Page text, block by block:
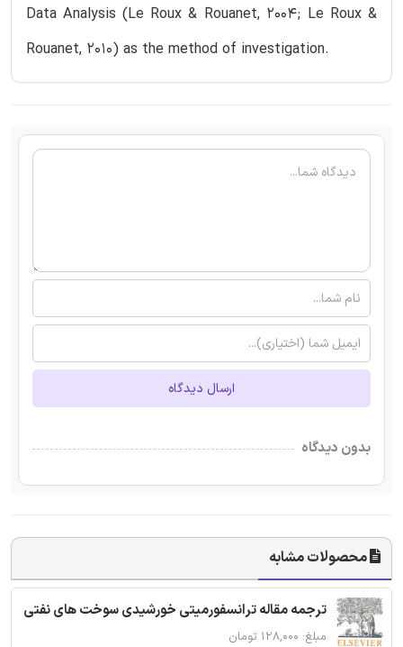
Data Analysis (Le Roux & Rouanet, 2004; Le Roux &
Rouanet, 2010) as the method of investigation.
ارسال دیدگاه
بدون دیدگاه
محصولات مشابه
ترجمه مقاله ترانسفورمیتی خورشیدی سوخت های نفتی
مبلغ: ۱۲۸,۰۰۰ تومان